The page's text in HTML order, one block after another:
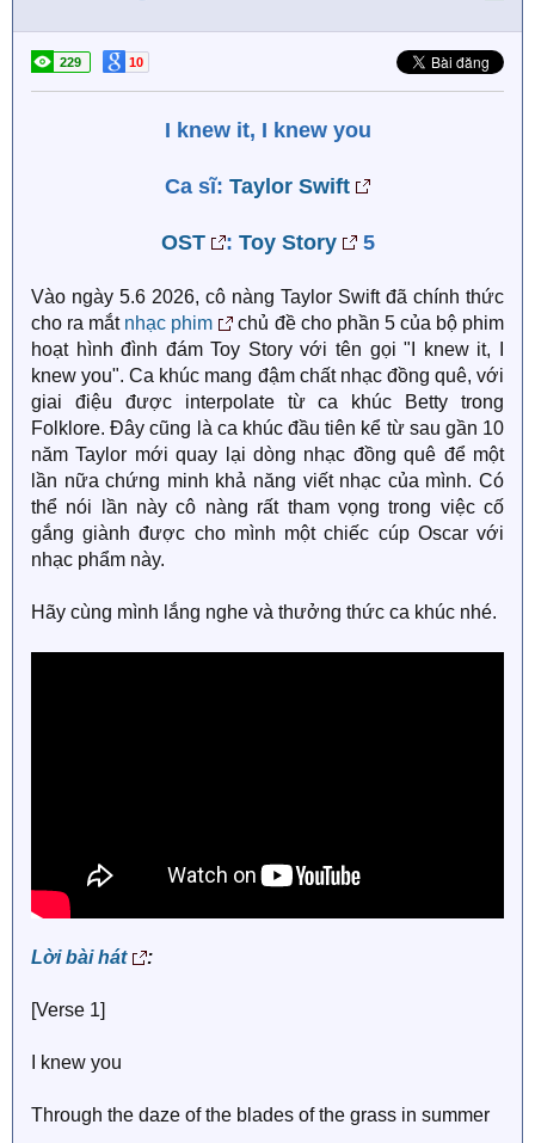
229 10
I knew it, I knew you
Ca sĩ: Taylor Swift
OST : Toy Story 5
Vào ngày 5.6 2026, cô nàng Taylor Swift đã chính thức
cho ra mắt nhạc phim
chủ đề cho phần 5 của bộ phim
hoạt hình đình đám Toy Story với tên gọi "I knew it, I
knew you". Ca khúc mang đậm chất nhạc đồng quê, với
giai điệu được interpolate từ ca khúc Betty trong
Folklore. Đây cũng là ca khúc đầu tiên kể từ sau gần 10
năm Taylor mới quay lại dòng nhạc đồng quê để một
lần nữa chứng minh khả năng viết nhạc của mình. Có
thể nói lần này cô nàng rất tham vọng trong việc cố
gắng giành được cho mình một chiếc cúp Oscar với
nhạc phẩm này.
Hãy cùng mình lắng nghe và thưởng thức ca khúc nhé.
Lời bài hát :
[Verse 1]
I knew you
Through the daze of the blades of the grass in summer